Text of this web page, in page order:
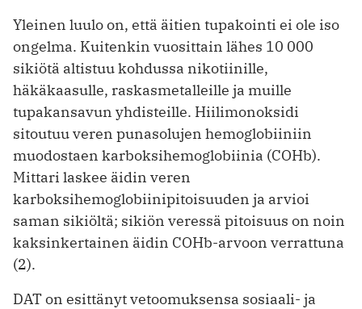
Yleinen luulo on, että äitien tupakointi ei ole iso
ongelma. Kuitenkin vuosittain lähes 10 000
sikiötä altistuu kohdussa nikotiinille,
häkäkaasulle, raskasmetalleille ja muille
tupakansavun yhdisteille. Hiilimonoksidi
sitoutuu veren punasolujen hemoglobiiniin
muodostaen karboksihemoglobiinia (COHb).
Mittari laskee äidin veren
karboksihemoglobiinipitoisuuden ja ar­vioi
saman sikiöltä; sikiön veressä pitoisuus on noin
kaksinkertainen äidin COHb-arvoon verrattuna
(2).
DAT on esittänyt vetoomuksensa sosiaali- ja